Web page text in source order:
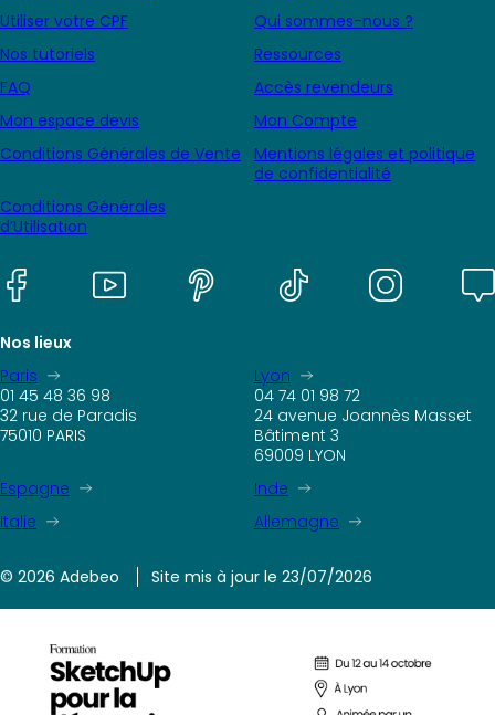
Utiliser votre CPF
Qui sommes-nous ?
Nos tutoriels
Ressources
FAQ
Accès revendeurs
Mon espace devis
Mon Compte
Conditions Générales de Vente
Mentions légales et politique
de confidentialité
Conditions Générales
d’Utilisation
Nos lieux
Paris
01 45 48 36 98
32 rue de Paradis
75010 PARIS
Lyon
04 74 01 98 72
24 avenue Joannès Masset
Bâtiment 3
69009 LYON
Espagne
Inde
Italie
Allemagne
© 2026 Adebeo Site mis à jour le 23/07/2026